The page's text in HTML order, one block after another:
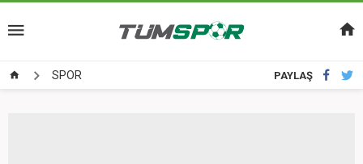
SPOR PAYLAŞ